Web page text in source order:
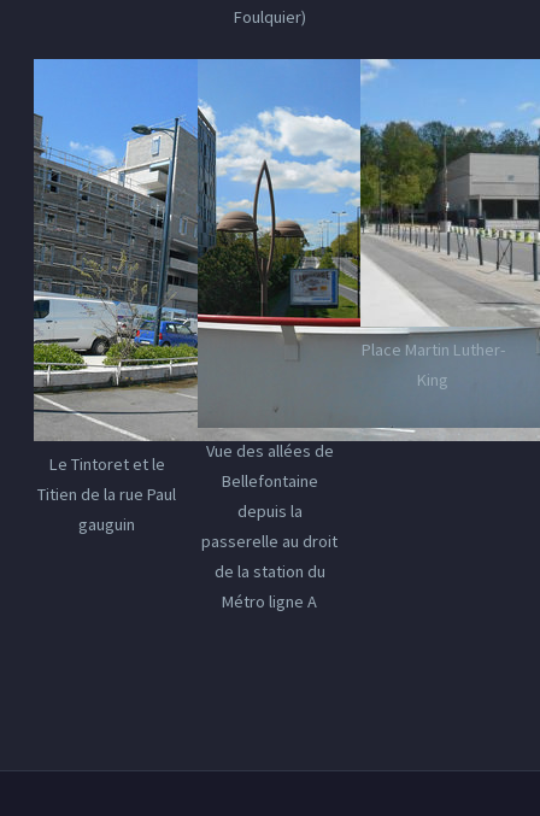
Foulquier)
Le Tintoret et le
Titien de la rue Paul
gauguin
Vue des allées de
Bellefontaine
depuis la
passerelle au droit
de la station du
Métro ligne A
Place Martin Luther-
King